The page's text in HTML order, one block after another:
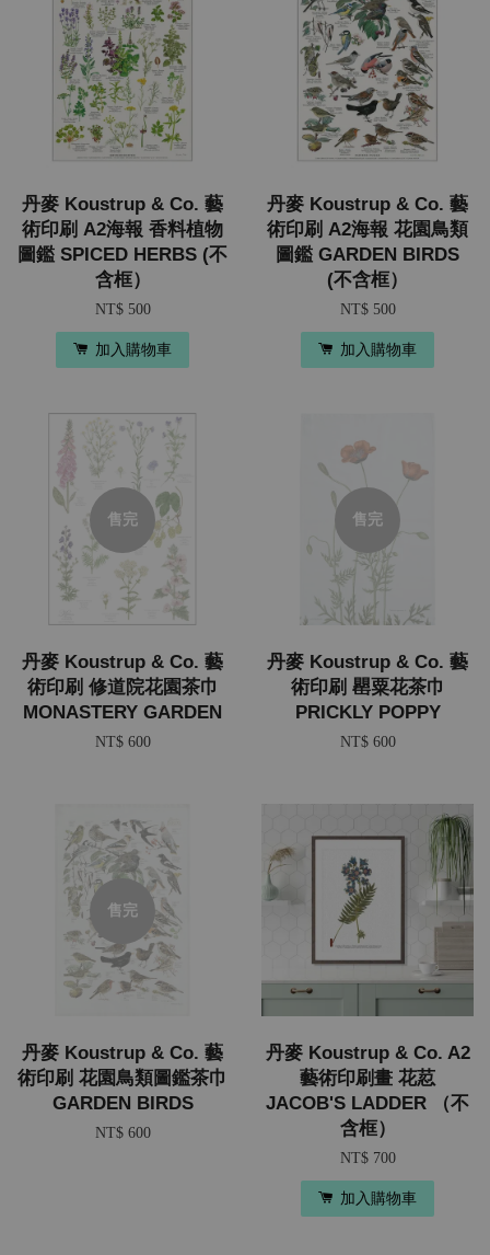
丹麥 Koustrup & Co. 藝
術印刷 A2海報 香料植物
圖鑑 SPICED HERBS (不
含框）
NT$ 500
加入購物車
丹麥 Koustrup & Co. 藝
術印刷 A2海報 花園鳥類
圖鑑 GARDEN BIRDS
(不含框）
NT$ 500
加入購物車
售完
丹麥 Koustrup & Co. 藝
術印刷 修道院花園茶巾
MONASTERY GARDEN
NT$ 600
售完
丹麥 Koustrup & Co. 藝
術印刷 罌粟花茶巾
PRICKLY POPPY
NT$ 600
售完
丹麥 Koustrup & Co. 藝
術印刷 花園鳥類圖鑑茶巾
GARDEN BIRDS
NT$ 600
丹麥 Koustrup & Co. A2
藝術印刷畫 花荵
JACOB'S LADDER （不
含框）
NT$ 700
加入購物車